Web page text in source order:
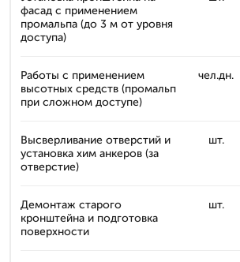
фасад с применением
промальпа (до 3 м от уровня
доступа)
Работы с применением
высотных средств (промальп
при сложном доступе)
чел.дн.
Высверливание отверстий и
установка хим анкеров (за
отверстие)
шт.
Демонтаж старого
кронштейна и подготовка
поверхности
шт.